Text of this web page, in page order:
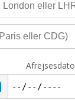
Afrejsesdato